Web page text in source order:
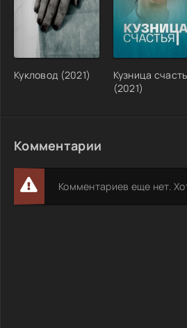
Кукловод (2021)
Кузница
(2021)
Комментарии
Комментариев еще нет.